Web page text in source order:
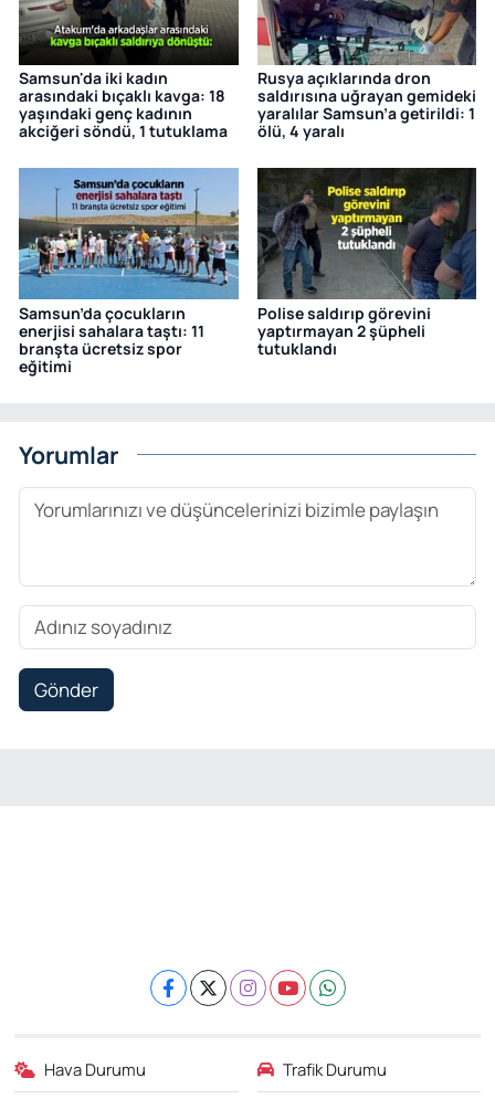
Samsun'da iki kadın
arasındaki bıçaklı kavga: 18
yaşındaki genç kadının
akciğeri söndü, 1 tutuklama
Rusya açıklarında dron
saldırısına uğrayan gemideki
yaralılar Samsun’a getirildi: 1
ölü, 4 yaralı
Samsun’da çocukların
enerjisi sahalara taştı: 11
branşta ücretsiz spor
eğitimi
Polise saldırıp görevini
yaptırmayan 2 şüpheli
tutuklandı
Yorumlar
Gönder
Hava Durumu Trafik Durumu